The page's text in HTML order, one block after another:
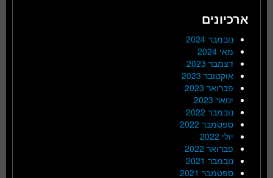
ארכיונים
נובמבר 2024
מאי 2024
דצמבר 2023
אוקטובר 2023
פברואר 2023
ינואר 2023
נובמבר 2022
ספטמבר 2022
יולי 2022
פברואר 2022
נובמבר 2021
ספטמבר 2021